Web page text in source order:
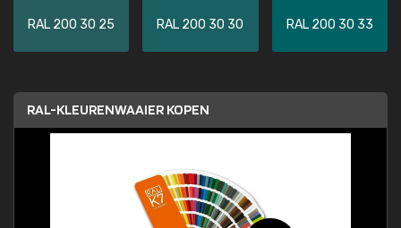
RAL 200 30 25 RAL 200 30 30 RAL 200 30 33
RAL-KLEURENWAAIER KOPEN